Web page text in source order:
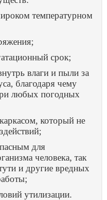
температурном
срок;
влаги и пыли за
благодаря чему
любых погодных
который не
для
человека, так
и другие вредных
утилизации.